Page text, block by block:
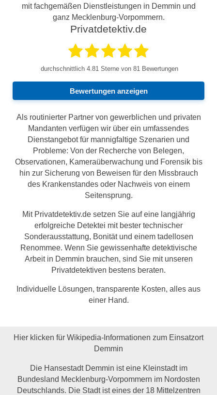
mit fachgemäßen Dienstleistungen in Demmin und
ganz Mecklenburg-Vorpommern.
Privatdetektiv.de
durchschnittlich 4.81 Sterne von 81 Bewertungen
Bewertungen anzeigen
Als routinierter Partner von gewerblichen und privaten
Mandanten verfügen wir über ein umfassendes
Dienstangebot für mannigfaltige Szenarien und
Probleme: Von der Recherche von Belegen,
Observationen, Kameraüberwachung und Forensik bis
hin zur Sicherung von Beweisen für den Missbrauch
des Krankenstandes oder Nachweis von einem
Seitensprung.
Mit Privatdetektiv.de setzen Sie auf eine langjährig
erfolgreiche Detektei mit bester technischer
Sonderausstattung, Bonität und einem tadellosen
Renommee. Wenn Sie gewissenhafte detektivische
Arbeit in Demmin brauchen, sind Sie mit unseren
Privatdetektiven bestens beraten.
Individuelle Lösungen, transparente Kosten, alles aus
einer Hand.
Hier klicken für Wikipedia-Informationen zum Einsatzort
Demmin
Die Hansestadt Demmin ist eine Kleinstadt im
Bundesland Mecklenburg-Vorpommern im Nordosten
Deutschlands. Die Stadt ist eines der 18 Mittelzentren